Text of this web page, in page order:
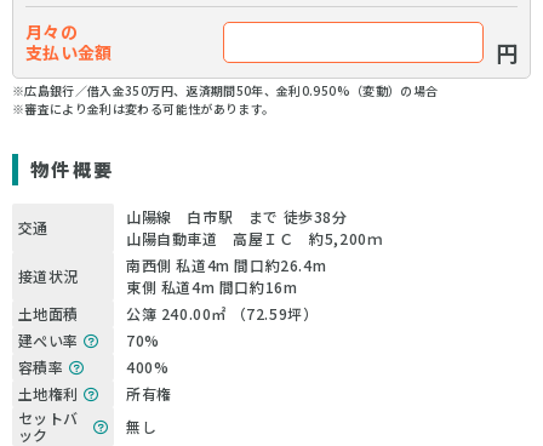
月々の
支払い金額
円
※広島銀行／借入金350万円、返済期間50年、金利0.950%（変動）の場合
※審査により金利は変わる可能性があります。
物件概要
交通
山陽線 白市駅 まで 徒歩38分
山陽自動車道 高屋ＩＣ 約5,200ｍ
接道状況
南西側 私道4m 間口約26.4m
東側 私道4m 間口約16m
土地面積
公簿 240.00㎡ （72.59坪）
建ぺい率
70%
容積率
400%
土地権利
所有権
セットバ
ック
無し